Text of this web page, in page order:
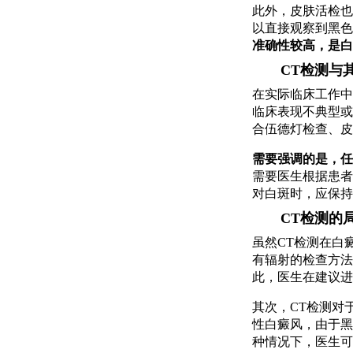
此外，皮肤活检
以直接观察到黑
准确性较高，是
CT检测与
在实际临床工作
临床表现不典型
合伍德灯检查、
需要强调的是，
需要医生根据患
对白斑时，应保
CT检测的
虽然CT检测在白
有辐射的检查方
此，医生在建议
其次，CT检测对
性白癜风，由于
种情况下，医生